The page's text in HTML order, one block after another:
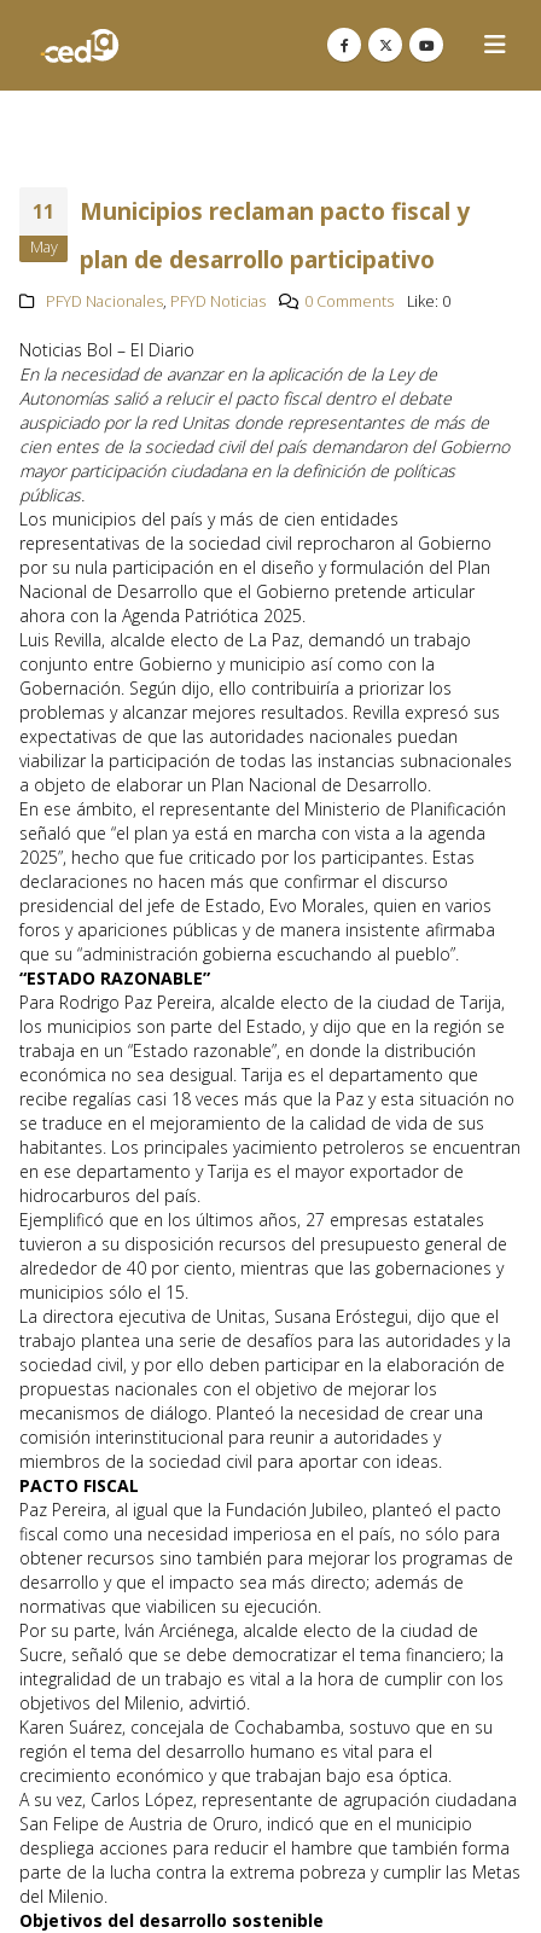
11
May
Municipios reclaman pacto fiscal y
plan de desarrollo participativo
PFYD Nacionales, PFYD Noticias 0 Comments Like: 0
Noticias Bol – El Diario
En la necesidad de avanzar en la aplicación de la Ley de
Autonomías salió a relucir el pacto fiscal dentro el debate
auspiciado por la red Unitas donde representantes de más de
cien entes de la sociedad civil del país demandaron del Gobierno
mayor participación ciudadana en la definición de políticas
públicas.
Los municipios del país y más de cien entidades
representativas de la sociedad civil reprocharon al Gobierno
por su nula participación en el diseño y formulación del Plan
Nacional de Desarrollo que el Gobierno pretende articular
ahora con la Agenda Patriótica 2025.
Luis Revilla, alcalde electo de La Paz, demandó un trabajo
conjunto entre Gobierno y municipio así como con la
Gobernación. Según dijo, ello contribuiría a priorizar los
problemas y alcanzar mejores resultados. Revilla expresó sus
expectativas de que las autoridades nacionales puedan
viabilizar la participación de todas las instancias subnacionales
a objeto de elaborar un Plan Nacional de Desarrollo.
En ese ámbito, el representante del Ministerio de Planificación
señaló que “el plan ya está en marcha con vista a la agenda
2025”, hecho que fue criticado por los participantes. Estas
declaraciones no hacen más que confirmar el discurso
presidencial del jefe de Estado, Evo Morales, quien en varios
foros y apariciones públicas y de manera insistente afirmaba
que su “administración gobierna escuchando al pueblo”.
“ESTADO RAZONABLE”
Para Rodrigo Paz Pereira, alcalde electo de la ciudad de Tarija,
los municipios son parte del Estado, y dijo que en la región se
trabaja en un “Estado razonable”, en donde la distribución
económica no sea desigual. Tarija es el departamento que
recibe regalías casi 18 veces más que la Paz y esta situación no
se traduce en el mejoramiento de la calidad de vida de sus
habitantes. Los principales yacimiento petroleros se encuentran
en ese departamento y Tarija es el mayor exportador de
hidrocarburos del país.
Ejemplificó que en los últimos años, 27 empresas estatales
tuvieron a su disposición recursos del presupuesto general de
alrededor de 40 por ciento, mientras que las gobernaciones y
municipios sólo el 15.
La directora ejecutiva de Unitas, Susana Eróstegui, dijo que el
trabajo plantea una serie de desafíos para las autoridades y la
sociedad civil, y por ello deben participar en la elaboración de
propuestas nacionales con el objetivo de mejorar los
mecanismos de diálogo. Planteó la necesidad de crear una
comisión interinstitucional para reunir a autoridades y
miembros de la sociedad civil para aportar con ideas.
PACTO FISCAL
Paz Pereira, al igual que la Fundación Jubileo, planteó el pacto
fiscal como una necesidad imperiosa en el país, no sólo para
obtener recursos sino también para mejorar los programas de
desarrollo y que el impacto sea más directo; además de
normativas que viabilicen su ejecución.
Por su parte, Iván Arciénega, alcalde electo de la ciudad de
Sucre, señaló que se debe democratizar el tema financiero; la
integralidad de un trabajo es vital a la hora de cumplir con los
objetivos del Milenio, advirtió.
Karen Suárez, concejala de Cochabamba, sostuvo que en su
región el tema del desarrollo humano es vital para el
crecimiento económico y que trabajan bajo esa óptica.
A su vez, Carlos López, representante de agrupación ciudadana
San Felipe de Austria de Oruro, indicó que en el municipio
despliega acciones para reducir el hambre que también forma
parte de la lucha contra la extrema pobreza y cumplir las Metas
del Milenio.
Objetivos del desarrollo sostenible